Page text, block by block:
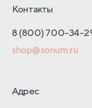
Отзывы
Как оформить заказ
Адреса магазинов
Договор-оферты
Отельерам
Оптовые продажи
О производстве
Контакты
8 (800) 700-34-
shop@sonum.ru
Адрес